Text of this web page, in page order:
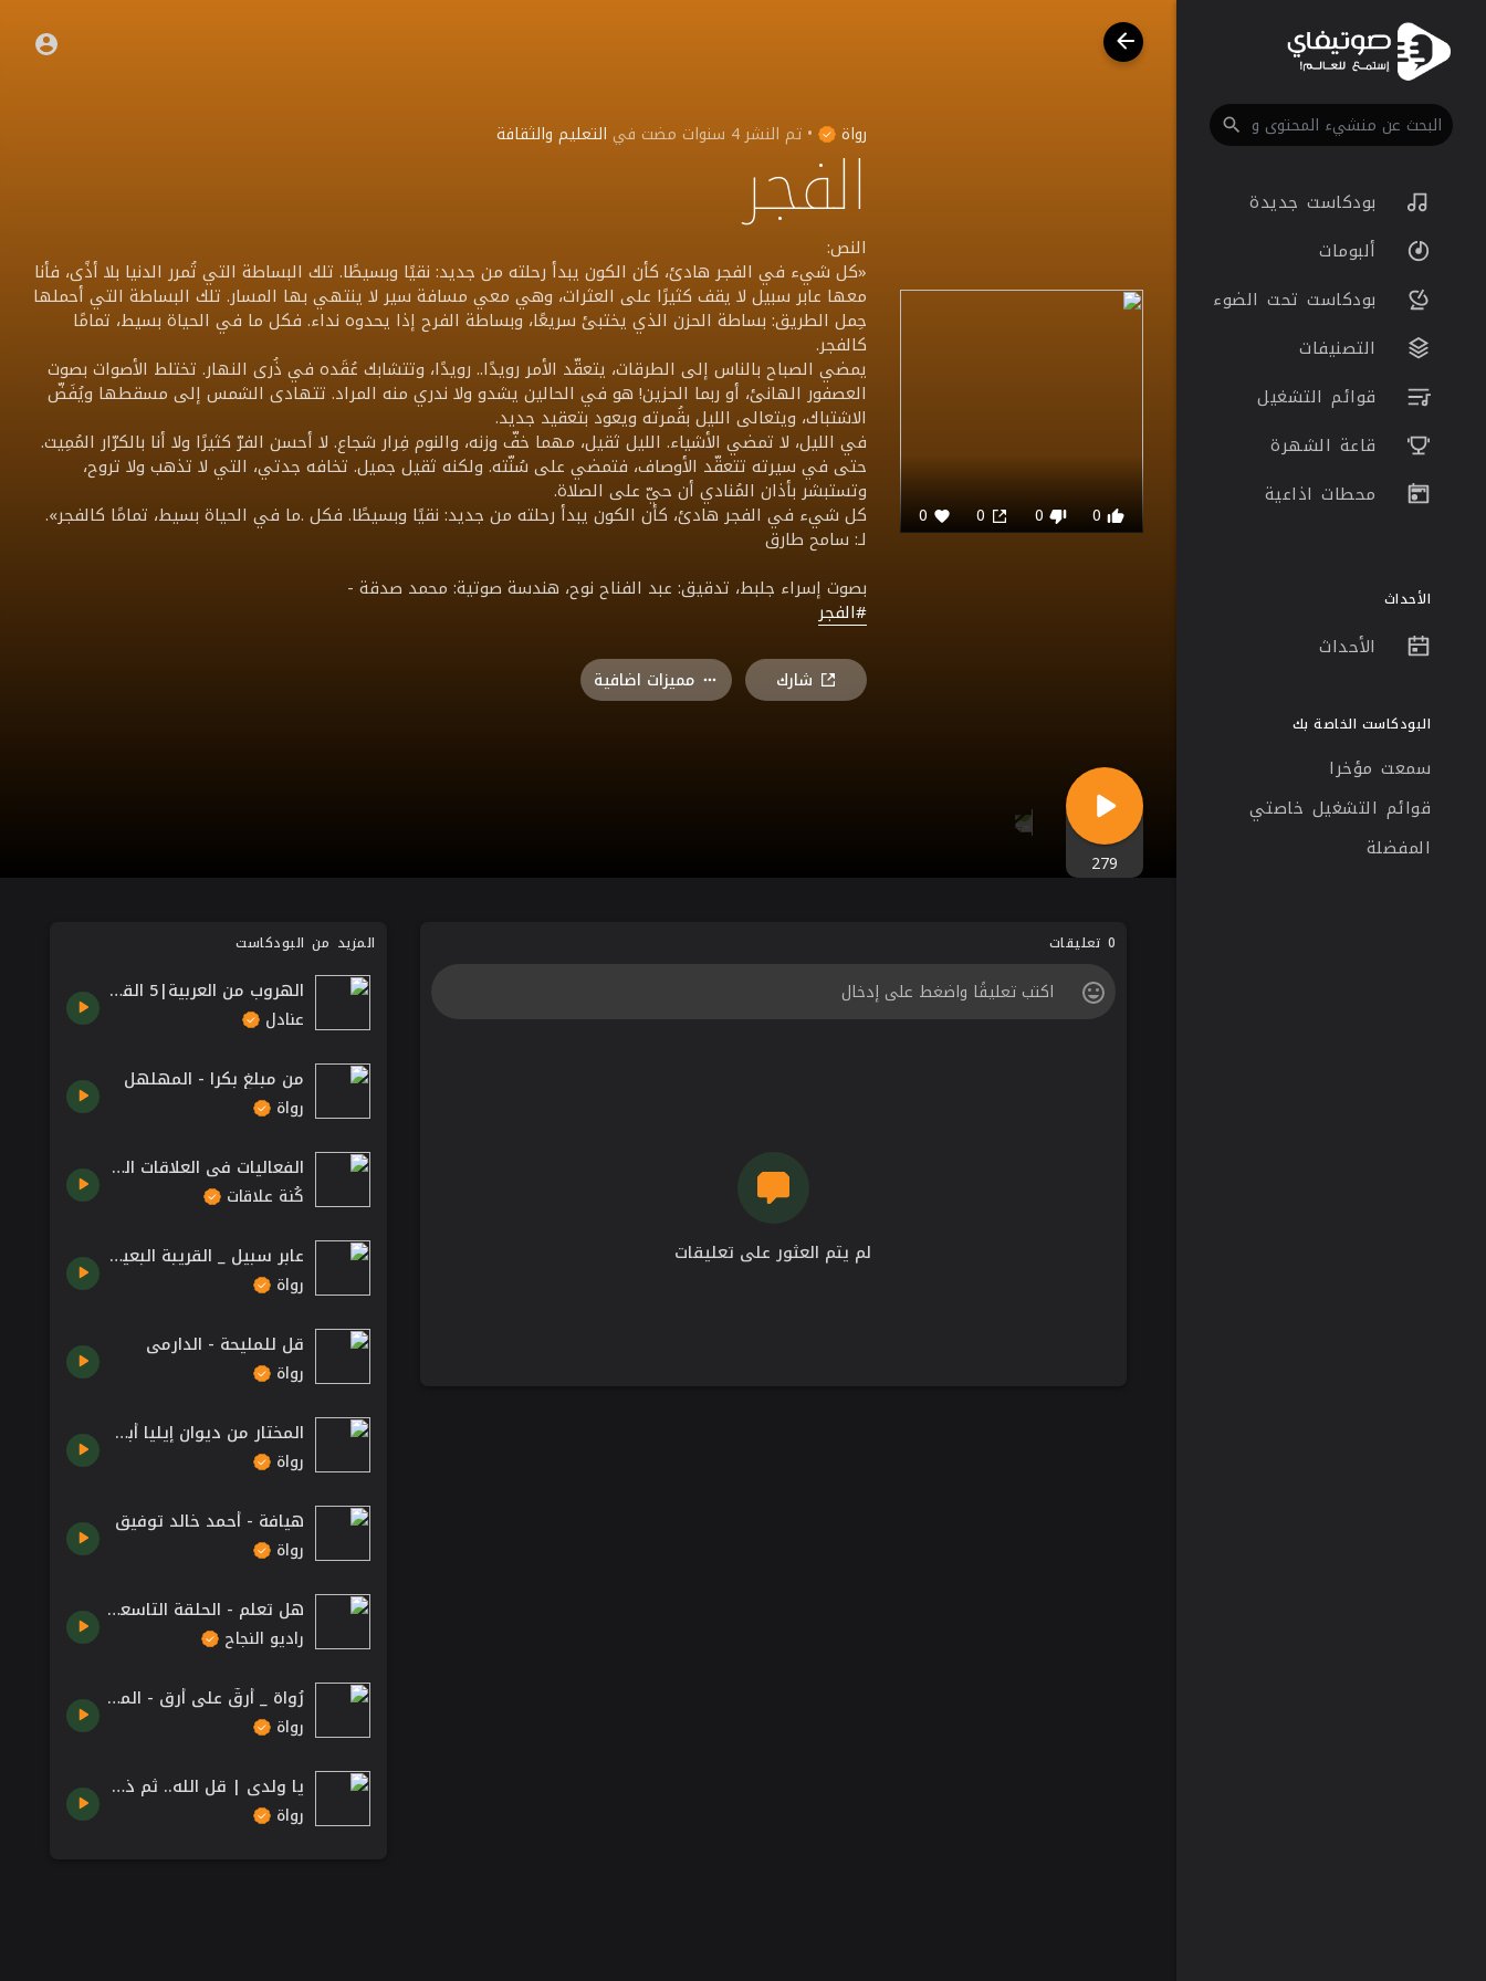
بودكاست جديدة
ألبومات
بودكاست تحت الضوء
التصنيفات
قوائم التشغيل
قاعة الشهرة
محطات اذاعية
الأحداث
الأحداث
البودكاست الخاصة بك
سمعت مؤخرا
قوائم التشغيل خاصتي
المفضلة
0
0
رواة • تم النشر4 سنوات مضت في التعليم والثقافة الفجر
النص:
«كل شيء في الفجر هادئ، كأن الكون يبدأ رحلته من جديد: نقيًا وبسيطًا. تلك البساطة التي تُمرر الدنيا بلا أذًى، فأنا
معها عابر سبيل لا يقف كثيرًا على العثرات، وهي معي مسافة سير لا ينتهي بها المسار. تلك البساطة التي أحملها
حِمل الطريق: بساطة الحزن الذي يختبئ سريعًا، وبساطة الفرح إذا يحدوه نداء. فكل ما في الحياة بسيط، تمامًا
كالفجر.
يمضي الصباح بالناس إلى الطرقات، يتعقّد الأمر رويدًا.. رويدًا، وتتشابك عُقَده في ذُرى النهار. تختلط الأصوات بصوت
العصفور الهانئ، أو ربما الحزين! هو في الحالين يشدو ولا ندري منه المراد. تتهادى الشمس إلى مسقطها ويُفَضّ
الاشتباك، ويتعالى الليل بقُمرته ويعود بتعقيد جديد.
في الليل، لا تمضي الأشياء. الليل ثقيل، مهما خفّ وزنه، والنوم فِرار شجاع. لا أحسن الفرّ كثيرًا ولا أنا بالكرّار المُمِيت.
حتى في سيرته تتعقّد الأوصاف، فتمضي على سُنّته. ولكنه ثقيل جميل. تخافه جدتي، التي لا تذهب ولا تروح،
وتستبشر بأذان المُنادي أن حيّ على الصلاة.
كل شيء في الفجر هادئ، كأن الكون يبدأ رحلته من جديد: نقيًا وبسيطًا. فكل .ما في الحياة بسيط، تمامًا كالفجر».
لـ: سامح طارق
بصوت إسراء جلبط، تدقيق: عبد الفناح نوح، هندسة صوتية: محمد صدقة -
#الفجر
شارك مميزات اضافية
279
0 تعليقات
لم يتم العثور على تعليقات
المزيد من البودكاست
الهروب من العربية|5 القرآن حافظ العربية
عنادل
من مبلغ بكرا - المهلهل
رواة
الفعاليات في العلاقات العامة - اهمية المشاركة في الفعاليات
كُنة علاقات
عابر سبيل _ القريبة البعيدة
رواة
قل للمليحة - الدارمي
رواة
المختار من ديوان إيليا أبو ماضي- عارف حجاوي
رواة
هيافة - أحمد خالد توفيق
رواة
هل تعلم - الحلقة التاسعة - مدفع الإفطار.
راديو النجاح
رُواة _ أرقٌ على أرق - المتنبي
رواة
يا ولدي | قل الله.. ثم ذرهم - نور الدين محمود
رواة